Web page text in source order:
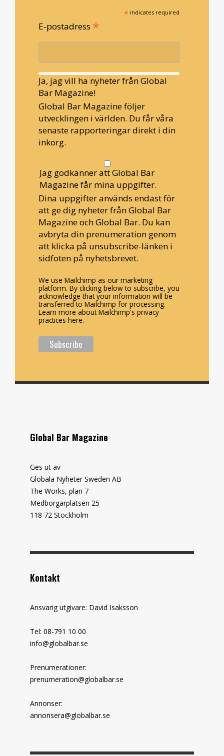
* indicates required
E-postadress *
Ja, jag vill ha nyheter från Global
Bar Magazine!
Global Bar Magazine följer
utvecklingen i världen. Du får våra
senaste rapporteringar direkt i din
inkorg.
Jag godkänner att Global Bar
Magazine får mina uppgifter.
Dina uppgifter används endast för
att ge dig nyheter från Global Bar
Magazine och Global Bar. Du kan
avbryta din prenumeration genom
att klicka på unsubscribe-länken i
sidfoten på nyhetsbrevet.
We use Mailchimp as our marketing
platform. By clicking below to subscribe, you
acknowledge that your information will be
transferred to Mailchimp for processing.
Learn more about Mailchimp's privacy
practices here.
Global Bar Magazine
Ges ut av
Globala Nyheter Sweden AB
The Works, plan 7
Medborgarplatsen 25
118 72 Stockholm
Kontakt
Ansvarig utgivare: David Isaksson
Tel: 08-791 10 00
info@globalbar.se
Prenumerationer:
prenumeration@globalbar.se
Annonser:
annonsera@globalbar.se